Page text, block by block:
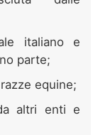
italiano e
parte;
equine;
altri enti e